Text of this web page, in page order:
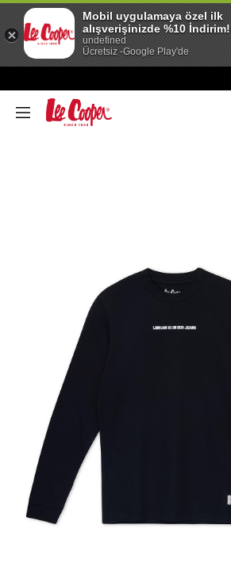
Mobil uygulamaya özel ilk
alışverişinizde %10 İndirim!
undefined
Ücretsiz -Google Play'de